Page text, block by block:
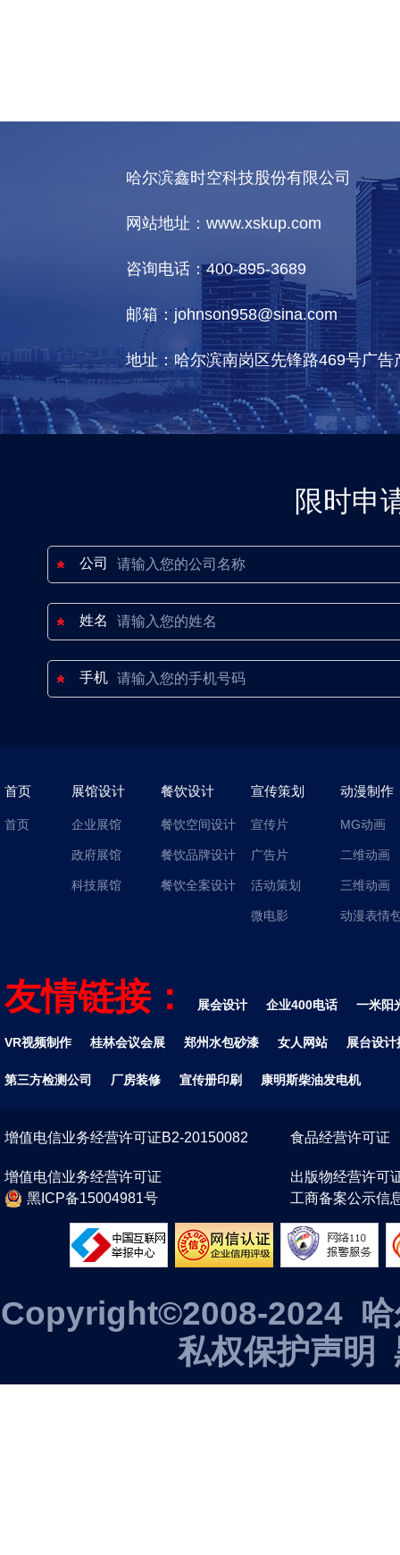
哈尔滨鑫时空科技股份有限公司
网站地址：www.xskup.com
咨询电话：400-895-3689
邮箱：johnson958@sina.com
地址：哈尔滨南岗区先锋路469号广
限时申
公司
姓名
手机
首页
首页
展馆设计
企业展馆
政府展馆
科技展馆
餐饮设计
餐饮空间设计
餐饮品牌设计
餐饮全案设计
宣传策划
宣传片
广告片
活动策划
微电影
动漫制作
MG动画
二维动画
三维动画
动漫表情
友情链接： 展会设计 企业400电话 一米阳
VR视频制作 桂林会议会展 郑州水包砂漆 女人网站 展台设计
第三方检测公司 厂房装修 宣传册印刷 康明斯柴油发电机
增值电信业务经营许可证B2-20150082 食品经营许可证
增值电信业务经营许可证
出版物经营许可
黑ICP备15004981号
工商备案公示信
Copyright©2008-2024 哈
私权保护声明